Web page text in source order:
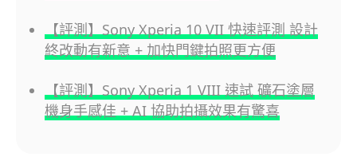
【評測】Sony Xperia 10 VII 快速評測 設計
終改動有新意 + 加快門鍵拍照更方便
【評測】Sony Xperia 1 VIII 速試 礦石塗層
機身手感佳 + AI 協助拍攝效果有驚喜